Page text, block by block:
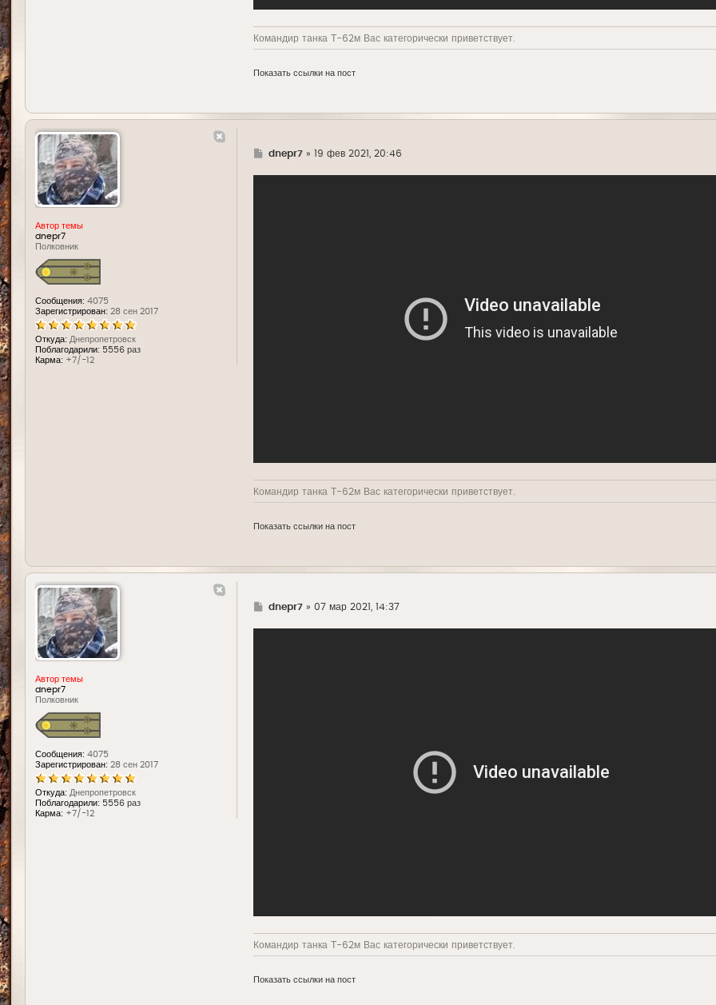
Командир танка Т-62м Вас категорически приветствует.
Показать ссылки на пост
Автор темы
dnepr7
Полковник
Сообщения: 4075
Зарегистрирован: 28 сен 2017
Откуда: Днепропетровск
Поблагодарили: 5556 раз
Карма: +7/-12
Г
е
dnepr7» 19 фев 2021, 20:46
Командир танка Т-62м Вас категорически приветствует.
Показать ссылки на пост
Автор темы
dnepr7
Полковник
Сообщения: 4075
Зарегистрирован: 28 сен 2017
Откуда: Днепропетровск
Поблагодарили: 5556 раз
Карма: +7/-12
Г
е
dnepr7» 07 мар 2021, 14:37
Командир танка Т-62м Вас категорически приветствует.
Показать ссылки на пост